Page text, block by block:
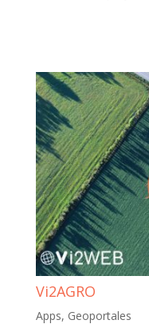
Vi2AGRO
Apps, Geoportales